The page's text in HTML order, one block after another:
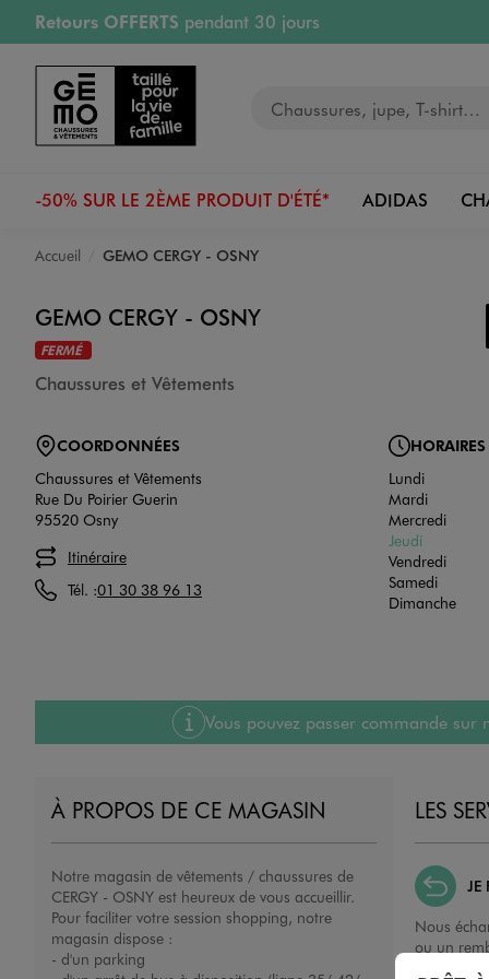
Aller au contenu principal
Aller à la navigation
Retours OFFERTS pendant 30 jours
PAYEZ EN 3x SANS FRAISdès 50€
RÉSERVATION GRATUITE
RETRAIT ET LIVRAISON OFFERTE
-50% SUR LE 2ÈME PRODUIT D'ÉTÉ* ADIDAS
Accueil GEMO CERGY - OSNY
GEMO CERGY - OSNY
FERMÉ
Chaussures et Vêtements
COORDONNÉES
Chaussures et Vêtements
Rue Du Poirier Guerin
95520 Osny
Itinéraire
Tél. :01 30 38 96 13
HORAIRES
Lundi
Mardi
Mercredi
Jeudi
Vendredi
Samedi
Dimanche
Vous pouvez passer commande
À PROPOS DE CE MAGASIN
Notre magasin de vêtements / chaussures de
CERGY - OSNY est heureux de vous accueillir.
Pour faciliter votre session shopping, notre
magasin dispose :
- d'un parking
LES
JE
Nous
ou un
porté,